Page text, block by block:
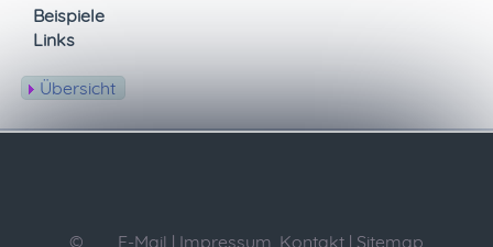
Beispiele
Links
Übersicht
E-Mail | Impressum, Kontakt | Sitemap
©